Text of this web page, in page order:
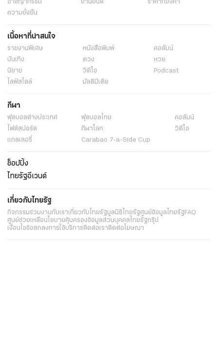
อาชญากรรม
ยานยนต์
ราคาทองคำ
ความยั่งยืน
เนื้อหาที่น่าสนใจ
รายงานพิเศษ หนังสือพิมพ์
คอลัมน์
บันเทิง
ดวง
หวย
นิยาย
วิดีโอ
Podcast
ไลฟ์สไตล์
มัลติมีเดีย
กีฬา
ฟุตบอลต่่างประเทศ ฟุตบอลไทย
คอลัมน์
ไฟต์สปอร์ต
กีฬาโลก
วิดีโอ
แกลเลอรี่
Carabao 7-a-Side Cup
ช็อปปิ้ง
ไทยรัฐอีเวนต์
เกี่ยวกับไทยรัฐ
กิจกรรมร่วมงานกับเราเกี่ยวกับไทยรัฐมูลนิธิไทยรัฐศูนย์ข้อมูลไทยรัฐFAQ
ศูนย์ช่วยเหลือนโยบายคุ้มครองข้อมูลส่วนบุคคลไทยรัฐกรุ๊ป
เงื่อนไขข้อตกลงการใช้บริการติดต่อเราติดต่อโฆษณา